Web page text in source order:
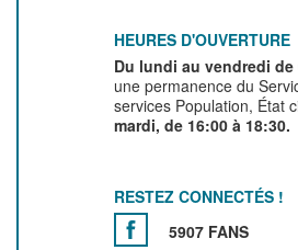
HEURES D'OUVERTURE
Du lundi au vendredi de
une permanence du
services Population, État
mardi, de 16:00 à 18:30.
RESTEZ CONNECTÉS !
5907 FANS